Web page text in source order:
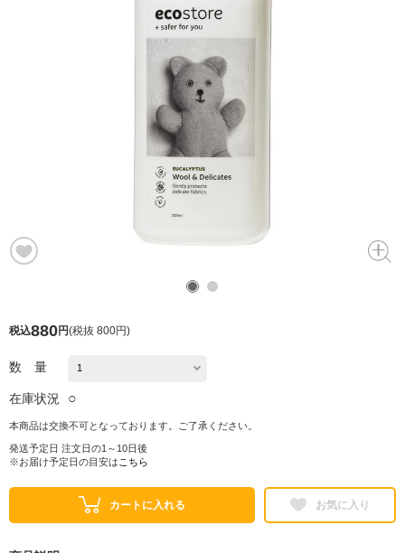
税込880円(税抜 800円)
数 量
在庫状況 ○
本商品は交換不可となっております。ご了承ください。
発送予定日 注文日の1～10日後
※お届け予定日の目安は こちら
カートに入れる お気に入り